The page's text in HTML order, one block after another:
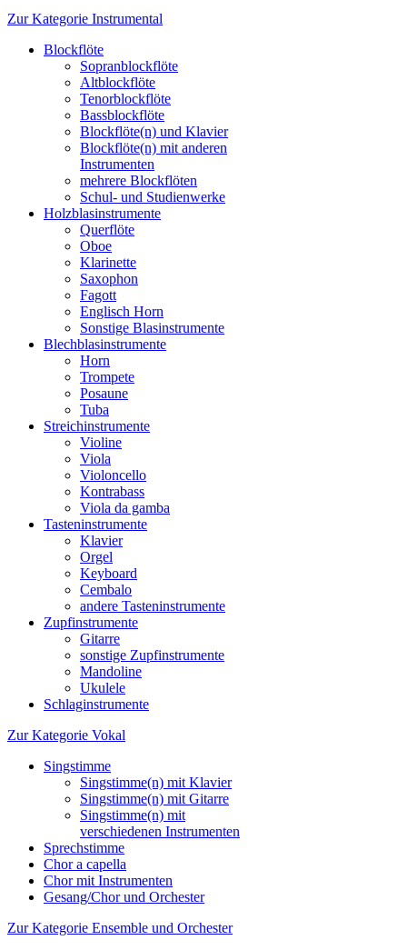
Zur Kategorie Instrumental
Blockflöte
Sopranblockflöte
Altblockflöte
Tenorblockflöte
Bassblockflöte
Blockflöte(n) und Klavier
Blockflöte(n) mit anderen
Instrumenten
mehrere Blockflöten
Schul- und Studienwerke
Holzblasinstrumente
Querflöte
Oboe
Klarinette
Saxophon
Fagott
Englisch Horn
Sonstige Blasinstrumente
Blechblasinstrumente
Horn
Trompete
Posaune
Tuba
Streichinstrumente
Violine
Viola
Violoncello
Kontrabass
Viola da gamba
Tasteninstrumente
Klavier
Orgel
Keyboard
Cembalo
andere Tasteninstrumente
Zupfinstrumente
Gitarre
sonstige Zupfinstrumente
Mandoline
Ukulele
Schlaginstrumente
Zur Kategorie Vokal
Singstimme
Singstimme(n) mit Klavier
Singstimme(n) mit Gitarre
Singstimme(n) mit
verschiedenen Instrumenten
Sprechstimme
Chor a capella
Chor mit Instrumenten
Gesang/Chor und Orchester
Zur Kategorie Ensemble und Orchester